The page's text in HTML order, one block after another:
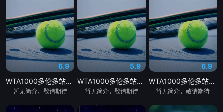
6.9
WTA1000多伦多站女单第二轮：贝莱克VS斯瓦泰克
暂无简介，敬请期待
5.9
WTA1000多伦多站女单第二轮：萨巴伦卡VS内岛萌夏
暂无简介，敬请期待
6.9
WTA1000多伦多站女单第二轮：科斯秋克VS谢博芙
暂无简介，敬请期待